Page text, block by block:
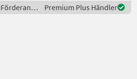
Förderanlagen
/ Sonstige
Premium Plus Händler